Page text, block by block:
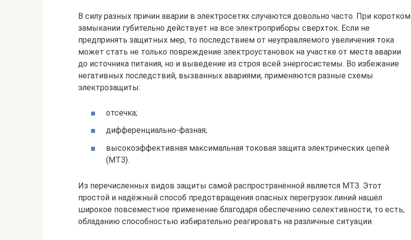
В силу разных причин аварии в электросетях случаются довольно часто. При коротком
замыкании губительно действует на все электроприборы сверхток. Если не
предпринять защитных мер, то последствием от неуправляемого увеличения тока
может стать не только повреждение электроустановок на участке от места аварии
до источника питания, но и выведение из строя всей энергосистемы. Во избежание
негативных последствий, вызванных авариями, применяются разные схемы
электрозащиты:
отсечка;
дифференциально-фазная;
высокоэффективная максимальная токовая защита электрических цепей
(МТЗ).
Из перечисленных видов защиты самой распространённой является МТЗ. Этот
простой и надёжный способ предотвращения опасных перегрузок линий нашёл
широкое повсеместное применение благодаря обеспечению селективности, то есть,
обладанию способностью избирательно реагировать на различные ситуации.